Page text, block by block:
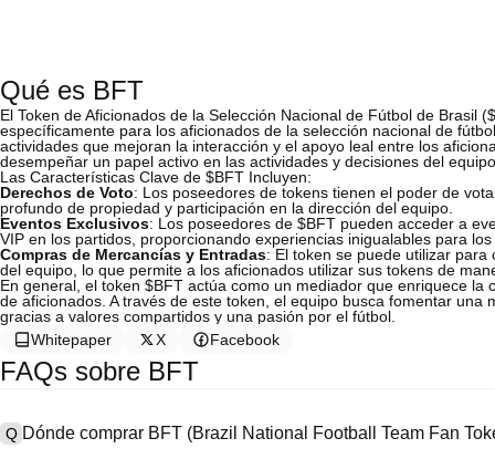
Qué es BFT
El Token de Aficionados de la Selección Nacional de Fútbol de Brasil
específicamente para los aficionados de la selección nacional de
actividades que mejoran la interacción y el apoyo leal entre los
desempeñar un papel activo en las actividades y decisiones del
Las Características Clave de $BFT Incluyen:
Derechos de Voto: Los poseedores de tokens tienen el poder de
profundo de propiedad y participación en la dirección del equipo.
Eventos Exclusivos: Los poseedores de $BFT pueden acceder a
VIP en los partidos, proporcionando experiencias inigualables para
Compras de Mercancías y Entradas: El token se puede utilizar
del equipo, lo que permite a los aficionados utilizar sus tokens de
En general, el token $BFT actúa como un mediador que enriquece
de aficionados. A través de este token, el equipo busca fomentar
gracias a valores compartidos y una pasión por el fútbol.
Whitepaper
X Facebook
FAQs sobre BFT
Q Dónde comprar BFT (Brazil National Football Team Fan